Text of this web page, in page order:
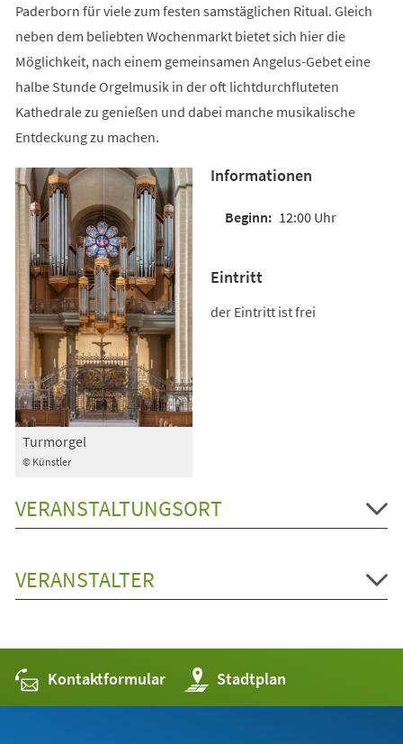
Paderborn für viele zum festen samstäglichen Ritual. Gleich
neben dem beliebten Wochenmarkt bietet sich hier die
Möglichkeit, nach einem gemeinsamen Angelus-Gebet eine
halbe Stunde Orgelmusik in der oft lichtdurchfluteten
Kathedrale zu genießen und dabei manche musikalische
Entdeckung zu machen.
© Künstler
Turmorgel
Informationen
12:00 Uhr
Eintritt
der Eintritt ist frei
VERANSTALTUNGSORT
VERANSTALTER
Kontaktformular Stadtplan
(Öffnet
in
einem